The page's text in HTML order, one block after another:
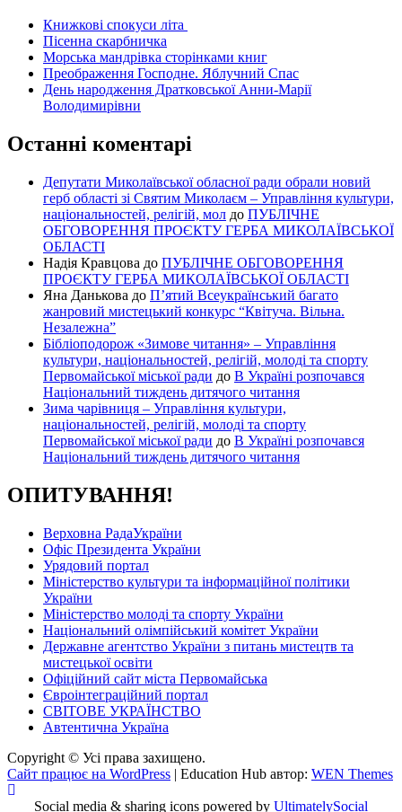
Книжкові спокуси літа
Пісенна скарбничка
Морська мандрівка сторінками книг
Преображення Господне. Яблучний Спас
День народження Дратковської Анни-Марії
Володимирівни
Останні коментарі
Депутати Миколаївської обласної ради обрали новий
герб області зі Святим Миколаєм – Управління культури,
національностей, релігій, мол до ПУБЛІЧНЕ
ОБГОВОРЕННЯ ПРОЄКТУ ГЕРБА МИКОЛАЇВСЬКОЇ
ОБЛАСТІ
Надія Кравцова до ПУБЛІЧНЕ ОБГОВОРЕННЯ
ПРОЄКТУ ГЕРБА МИКОЛАЇВСЬКОЇ ОБЛАСТІ
Яна Данькова до П’ятий Всеукраїнський багато
жанровий мистецький конкурс “Квітуча. Вільна.
Незалежна”
Бібліоподорож «Зимове читання» – Управління
культури, національностей, релігій, молоді та спорту
Первомайської міської ради до В Україні розпочався
Національний тиждень дитячого читання
Зима чарівниця – Управління культури,
національностей, релігій, молоді та спорту
Первомайської міської ради до В Україні розпочався
Національний тиждень дитячого читання
ОПИТУВАННЯ!
Верховна РадаУкраїни
Офіс Президента України
Урядовий портал
Міністерство культури та інформаційної політики
України
Міністерство молоді та спорту України
Національний олімпійський комітет України
Державне агентство України з питань мистецтв та
мистецької освіти
Офіційний сайт міста Первомайська
Євроінтеграційний портал
СВІТОВЕ УКРАЇНСТВО
Автентична Україна
Copyright © Усі права захищено.
Сайт працює на WordPress | Education Hub автор: WEN Themes
Social media & sharing icons powered by UltimatelySocial